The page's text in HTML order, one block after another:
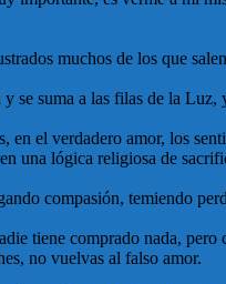
muchos de los que
suma a las filas de la
el verdadero amor, los
lógica religiosa de
compasión, temiendo
tiene comprado nada,
no vuelvas al falso amor.